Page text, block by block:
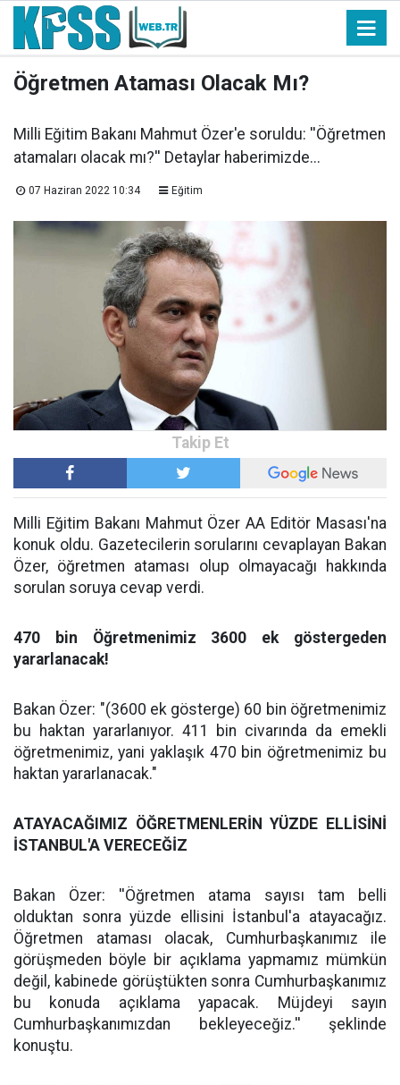
Öğretmen Ataması Olacak Mı?
Milli Eğitim Bakanı Mahmut Özer'e soruldu: ''Öğretmen
atamaları olacak mı?'' Detaylar haberimizde...
07 Haziran 2022 10:34 Eğitim
Milli Eğitim Bakanı Mahmut Özer AA Editör Masası'na
konuk oldu. Gazetecilerin sorularını cevaplayan Bakan
Özer, öğretmen ataması olup olmayacağı hakkında
sorulan soruya cevap verdi.
470 bin Öğretmenimiz 3600 ek göstergeden
yararlanacak!
Bakan Özer: "(3600 ek gösterge) 60 bin öğretmenimiz
bu haktan yararlanıyor. 411 bin civarında da emekli
öğretmenimiz, yani yaklaşık 470 bin öğretmenimiz bu
haktan yararlanacak."
ATAYACAĞIMIZ ÖĞRETMENLERİN YÜZDE ELLİSİNİ
İSTANBUL'A VERECEĞİZ
Bakan Özer: ''Öğretmen atama sayısı tam belli
olduktan sonra yüzde ellisini İstanbul'a atayacağız.
Öğretmen ataması olacak, Cumhurbaşkanımız ile
görüşmeden böyle bir açıklama yapmamız mümkün
değil, kabinede görüştükten sonra Cumhurbaşkanımız
bu konuda açıklama yapacak. Müjdeyi sayın
Cumhurbaşkanımızdan bekleyeceğiz.'' şeklinde
konuştu.